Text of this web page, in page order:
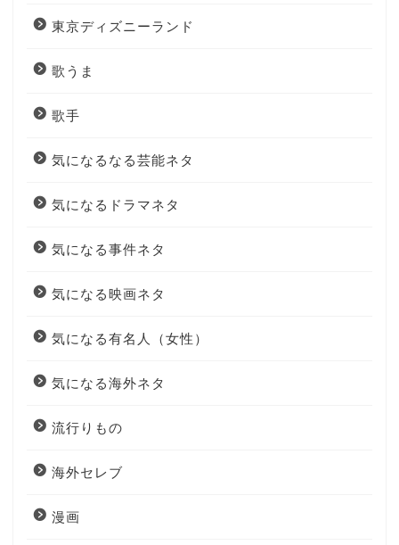
東京ディズニーランド
歌うま
歌手
気になるなる芸能ネタ
気になるドラマネタ
気になる事件ネタ
気になる映画ネタ
気になる有名人（女性）
気になる海外ネタ
流行りもの
海外セレブ
漫画